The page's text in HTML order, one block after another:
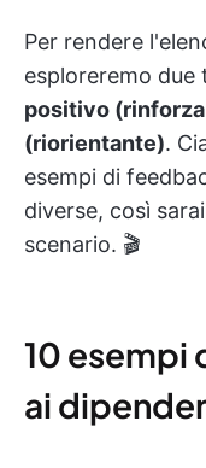
Per rendere
esploreremo due
positivo
(riorientante).
esempi di
diverse, così
scenario. 🎬
10 esempi
ai